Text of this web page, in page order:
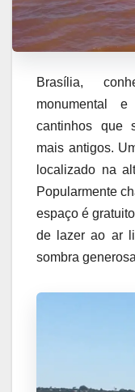
Brasília,
monumental
cantinhos que
mais antigos.
localizado na
Popularmente
espaço é
de lazer ao ar
sombra